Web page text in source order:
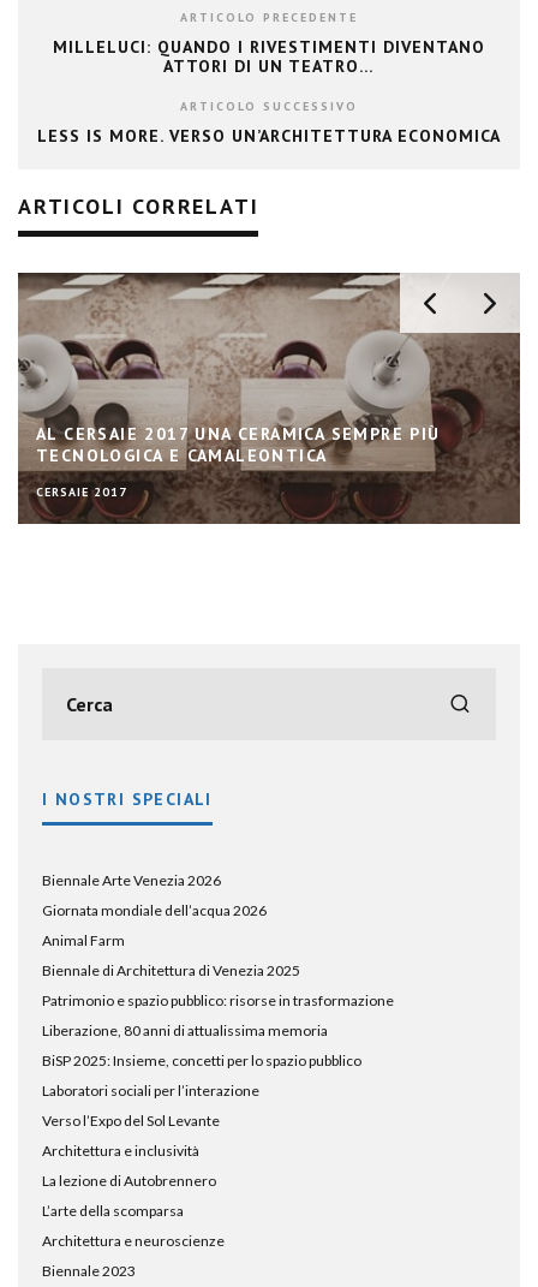
ARTICOLO PRECEDENTE
MILLELUCI: QUANDO I RIVESTIMENTI DIVENTANO
ATTORI DI UN TEATRO…
ARTICOLO SUCCESSIVO
LESS IS MORE. VERSO UN’ARCHITETTURA ECONOMICA
ARTICOLI CORRELATI
AL CERSAIE 2017 UNA CERAMICA SEMPRE PIÙ
TECNOLOGICA E CAMALEONTICA
CERSAIE 2017
I NOSTRI SPECIALI
Biennale Arte Venezia 2026
Giornata mondiale dell’acqua 2026
Animal Farm
Biennale di Architettura di Venezia 2025
Patrimonio e spazio pubblico: risorse in trasformazione
Liberazione, 80 anni di attualissima memoria
BiSP 2025: Insieme, concetti per lo spazio pubblico
Laboratori sociali per l’interazione
Verso l’Expo del Sol Levante
Architettura e inclusività
La lezione di Autobrennero
L’arte della scomparsa
Architettura e neuroscienze
Biennale 2023